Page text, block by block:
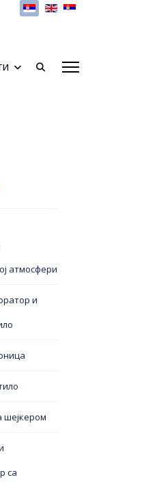
Изаберите ваш језик
атмосфери
и
шејкером
са